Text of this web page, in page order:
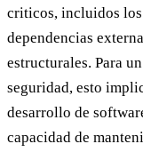
criticos, incluidos
dependencias
estructurales. Para
seguridad, esto
desarrollo de
capacidad de